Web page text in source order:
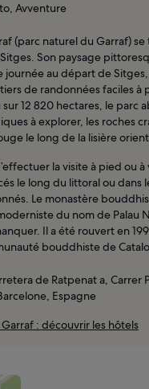
Avventure
(parc naturel du Garraf)
Son paysage
journée au départ de
de randonnées faciles à
12 820 hectares, le parc
à explorer, les roches
le long de la lisière
la visite à pied ou
le long du littoral ou dans
Le monastère
du nom de Palau
Il a été rouvert en
bouddhiste de
de Ratpenat a, Carrer
Espagne
: découvrir les hôtels